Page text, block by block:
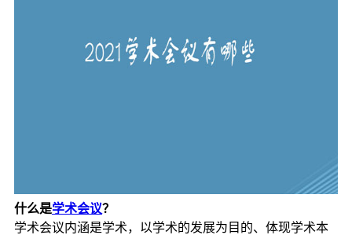
什么是学术会议？
学术会议内涵是学术，以学术的发展为目的、体现学术本